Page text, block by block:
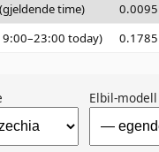
time) 0.0095
today)
0.1785
Elbil-